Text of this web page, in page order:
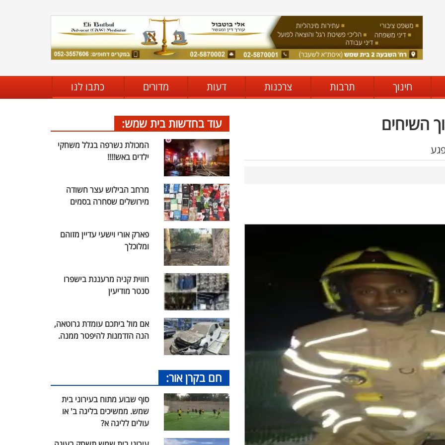
חינוך תרבות צרכנות דעות מדורים כתבו לנו
השיחים עוד בחדשות בית שמש:
המכולת נשרפה בגלל משחקי
ילדים באש!!!!
מרחב הבילוש עצר חשודה
מירושלים שסחרה בסמים
פארק אורי וישעי עדיין מזוהם
ומלוכלך
חווית קניה מרעננת בישפרו
סנטר מודיעין
אם מול ביתכם עומדת גרוטאה,
הנה הזדמנות להיפטר ממנה.
חם בקרן אור:
סוף שבוע מתוח בעירוני בית
שמש. ממשיכים בליגה ב' או
עולים לליגה א?